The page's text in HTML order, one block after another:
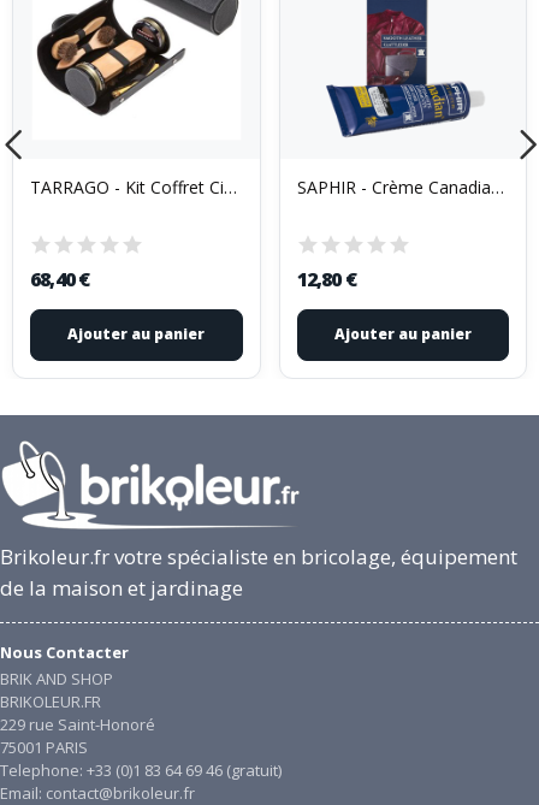
TARRAGO - Kit Coffret Cirage Voyageur
68,40 €
Ajouter au panier
SAPHIR - Crème Canadian Tube 75ml gris foncé
12,80 €
Ajouter au panier
Brikoleur.fr votre spécialiste en bricolage, équipement
de la maison et jardinage
Nous Contacter
BRIK AND SHOP
BRIKOLEUR.FR
229 rue Saint-Honoré
75001 PARIS
Telephone: +33 (0)1 83 64 69 46 (gratuit)
Email: contact@brikoleur.fr